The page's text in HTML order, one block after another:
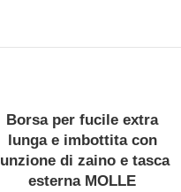
ESAUR
ITO
Borsa per fucile extra
lunga e imbottita con
di zaino e tasca
esterna MOLLE